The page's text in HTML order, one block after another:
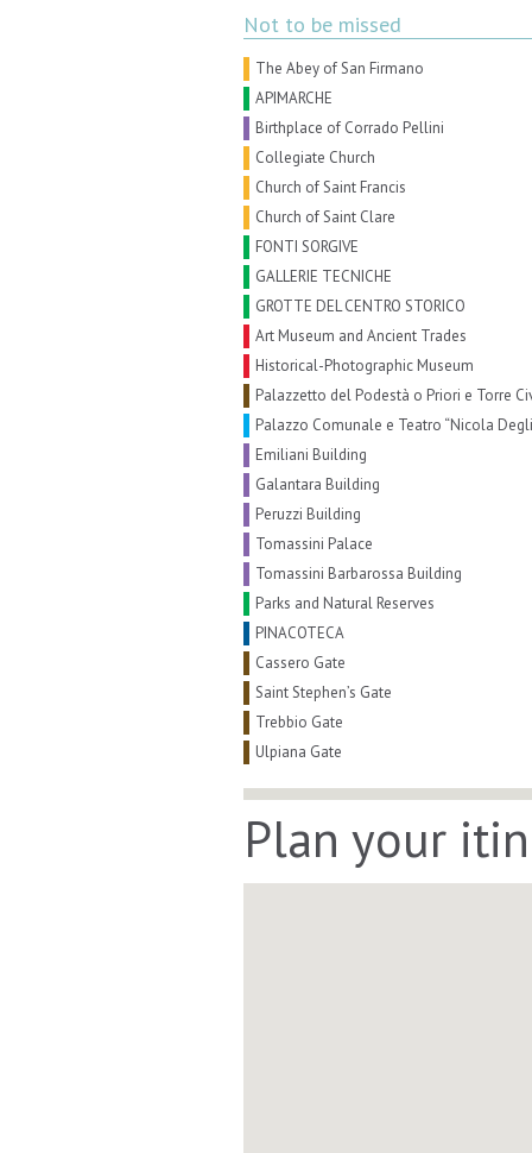
Not to be missed
The Abey of San Firmano
APIMARCHE
Birthplace of Corrado Pellini
Collegiate Church
Church of Saint Francis
Church of Saint Clare
FONTI SORGIVE
GALLERIE TECNICHE
GROTTE DEL CENTRO STORICO
Art Museum and Ancient Trades
Historical-Photographic Museum
Palazzetto del Podestà o Priori e Torre
Palazzo Comunale e Teatro “Nicola
Emiliani Building
Galantara Building
Peruzzi Building
Tomassini Palace
Tomassini Barbarossa Building
Parks and Natural Reserves
PINACOTECA
Cassero Gate
Saint Stephen’s Gate
Trebbio Gate
Ulpiana Gate
Plan your